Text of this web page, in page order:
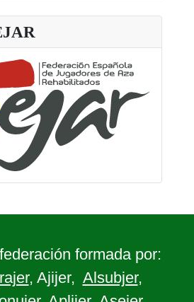
formada por:
, Ajijer, Alsubjer,